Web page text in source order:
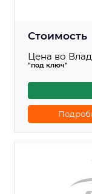
Стоимость
Цена во
"под ключ"